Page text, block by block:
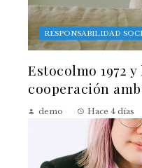
RESPONSABILIDAD
Estocolmo 1972
cooperación
demo Hace 4 días